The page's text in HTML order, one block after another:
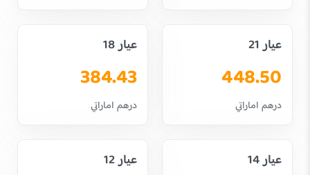
عيار 21
448.50
درهم اماراتي
عيار 18
384.43
درهم اماراتي
عيار 14 عيار 12